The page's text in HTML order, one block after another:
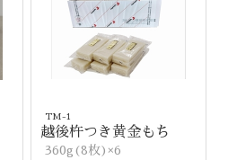
TM-1
越後杵つき黄金もち
360g(8枚)×6